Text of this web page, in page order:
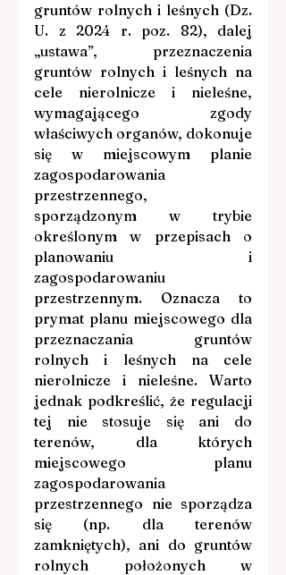
gruntów rolnych i leśnych (Dz.
U. z 2024 r. poz. 82), dalej
„ustawa”, przeznaczenia
gruntów rolnych i leśnych na
cele nierolnicze i nieleśne,
wymagającego zgody
właściwych organów, dokonuje
się w miejscowym planie
zagospodarowania
przestrzennego,
sporządzonym w trybie
określonym w przepisach o
planowaniu i
zagospodarowaniu
przestrzennym. Oznacza to
prymat planu miejscowego dla
przeznaczania gruntów
rolnych i leśnych na cele
nierolnicze i nieleśne. Warto
jednak podkreślić, że regulacji
tej nie stosuje się ani do
terenów, dla których
miejscowego planu
zagospodarowania
przestrzennego nie sporządza
się (np. dla terenów
zamkniętych), ani do gruntów
rolnych położonych w